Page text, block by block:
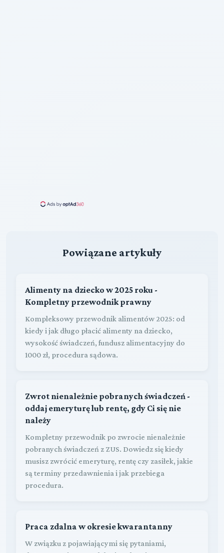
Powiązane artykuły
Alimenty na dziecko w 2025 roku -
Kompletny przewodnik prawny
Kompleksowy przewodnik alimentów 2025: od
kiedy i jak długo płacić alimenty na dziecko,
wysokość świadczeń, fundusz alimentacyjny do
1000 zł, procedura sądowa.
Zwrot nienależnie pobranych świadczeń -
oddaj emeryturę lub rentę, gdy Ci się nie
należy
Kompletny przewodnik po zwrocie nienależnie
pobranych świadczeń z ZUS. Dowiedz się kiedy
musisz zwrócić emeryturę, rentę czy zasiłek, jakie
są terminy przedawnienia i jak przebiega
procedura.
Praca zdalna w okresie kwarantanny
W związku z pojawiającymi się pytaniami,